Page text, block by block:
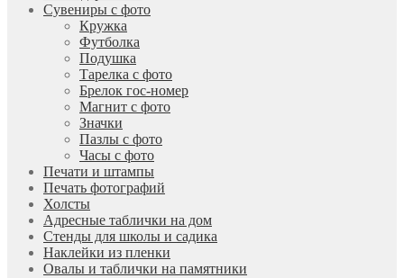
Сувениры с фото
Кружка
Футболка
Подушка
Тарелка с фото
Брелок гос-номер
Магнит с фото
Значки
Пазлы с фото
Часы с фото
Печати и штампы
Печать фотографий
Холсты
Адресные таблички на дом
Стенды для школы и садика
Наклейки из пленки
Овалы и таблички на памятники